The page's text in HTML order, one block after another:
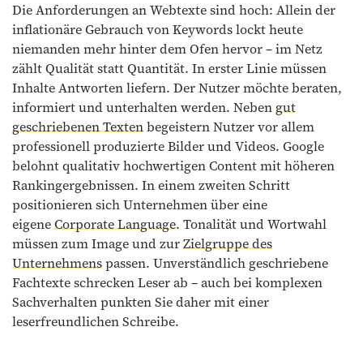
Die Anforderungen an Webtexte sind hoch: Allein der
inflationäre Gebrauch von Keywords lockt heute
niemanden mehr hinter dem Ofen hervor – im Netz
zählt Qualität statt Quantität. In erster Linie müssen
Inhalte Antworten liefern. Der Nutzer möchte beraten,
informiert und unterhalten werden. Nebengut
geschriebenen Textenbegeistern Nutzer vor allem
professionell produzierte Bilder und Videos. Google
belohnt qualitativ hochwertigen Content mit höheren
Rankingergebnissen. In einem zweiten Schritt
positionieren sich Unternehmen über eine
eigeneCorporate Language. Tonalität und Wortwahl
müssen zum Image und zurZielgruppe des
Unternehmenspassen. Unverständlich geschriebene
Fachtexte schrecken Leser ab – auch bei komplexen
Sachverhalten punkten Sie daher mit einer
leserfreundlichen Schreibe.